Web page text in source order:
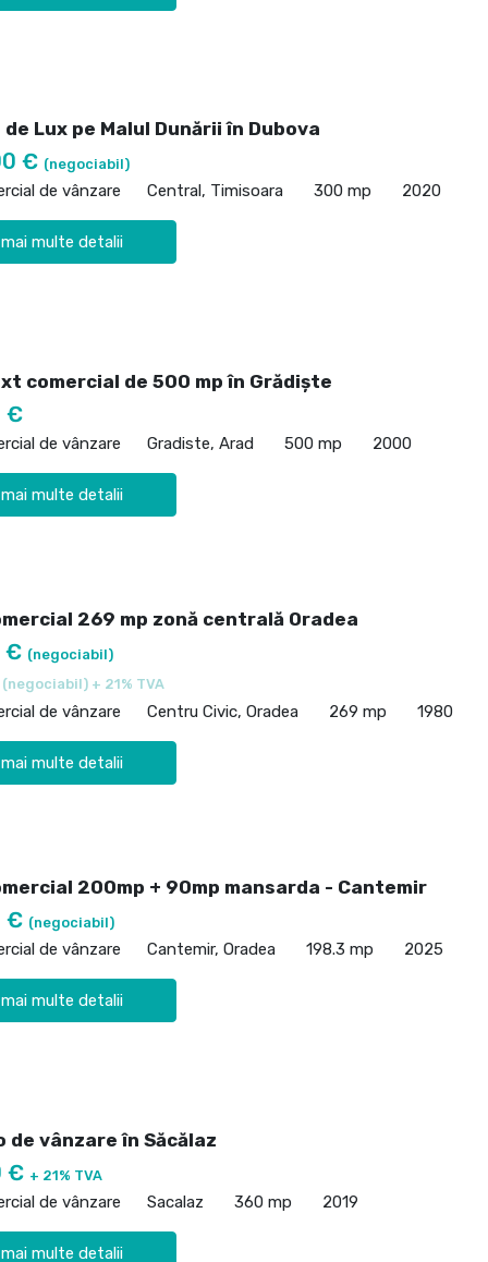
Lux pe Malul Dunării în Dubova
€ (negociabil)
de vânzare Central, Timisoara 300 mp 2020
multe detalii
comercial de 500 mp în Grădiște
€
de vânzare Gradiste, Arad 500 mp 2000
multe detalii
269 mp zonă centrală Oradea
€ (negociabil)
(negociabil) + 21% TVA
de vânzare Centru Civic, Oradea 269 mp 1980
multe detalii
200mp + 90mp mansarda - Cantemir
€ (negociabil)
de vânzare Cantemir, Oradea 198.3 mp 2025
multe detalii
de vânzare în Săcălaz
€ + 21% TVA
de vânzare Sacalaz 360 mp 2019
multe detalii